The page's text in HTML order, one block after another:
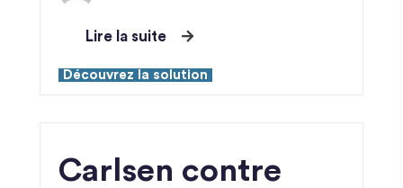
Lire la suite
Découvrez la solution
Carlsen contre